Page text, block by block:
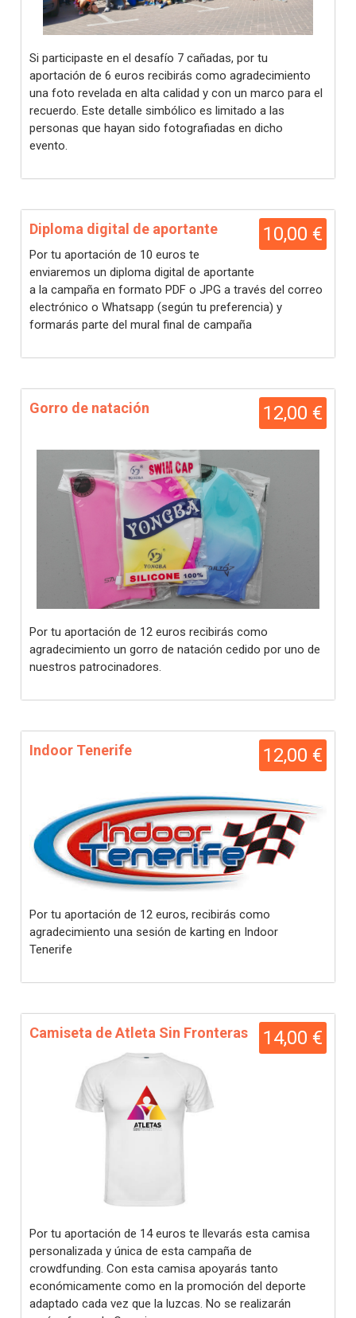
Si participaste en el desafío 7 cañadas, por tu
aportación de 6 euros recibirás como agradecimiento
una foto revelada en alta calidad y con un marco para el
recuerdo. Este detalle simbólico es limitado a las
personas que hayan sido fotografiadas en dicho
evento.
10,00 €
Diploma digital de aportante
Por tu aportación de 10 euros te
enviaremos un diploma digital de aportante
a la campaña en formato PDF o JPG a través del correo
electrónico o Whatsapp (según tu preferencia) y
formarás parte del mural final de campaña
12,00 €
Gorro de natación
Por tu aportación de 12 euros recibirás como
agradecimiento un gorro de natación cedido por uno de
nuestros patrocinadores.
12,00 €
Indoor Tenerife
Por tu aportación de 12 euros, recibirás como
agradecimiento una sesión de karting en Indoor
Tenerife
14,00 €
Camiseta de Atleta Sin Fronteras
Por tu aportación de 14 euros te llevarás esta camisa
personalizada y única de esta campaña de
crowdfunding. Con esta camisa apoyarás tanto
económicamente como en la promoción del deporte
adaptado cada vez que la luzcas. No se realizarán